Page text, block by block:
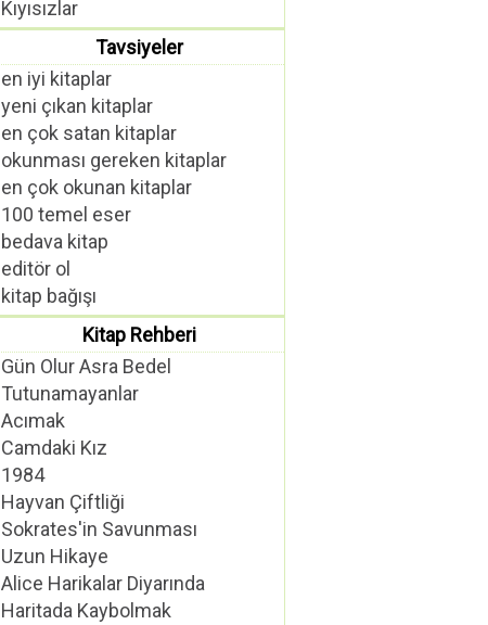
Kıyısızlar
Tavsiyeler
en iyi kitaplar
yeni çıkan kitaplar
en çok satan kitaplar
okunması gereken kitaplar
en çok okunan kitaplar
100 temel eser
bedava kitap
editör ol
kitap bağışı
Kitap Rehberi
Gün Olur Asra Bedel
Tutunamayanlar
Acımak
Camdaki Kız
1984
Hayvan Çiftliği
Sokrates'in Savunması
Uzun Hikaye
Alice Harikalar Diyarında
Haritada Kaybolmak